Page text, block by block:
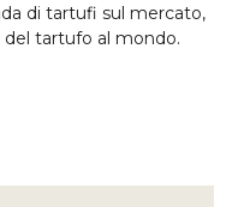
di tartufi sul mercato,
del tartufo al mondo.